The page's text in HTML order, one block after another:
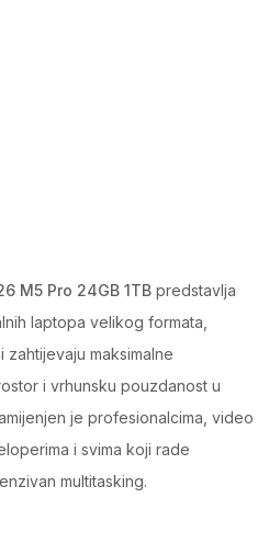
M5 Pro 24GB 1TB predstavlja
laptopa velikog formata,
maksimalne
i vrhunsku pouzdanost u
je profesionalcima, video
i svima koji rade
multitasking.